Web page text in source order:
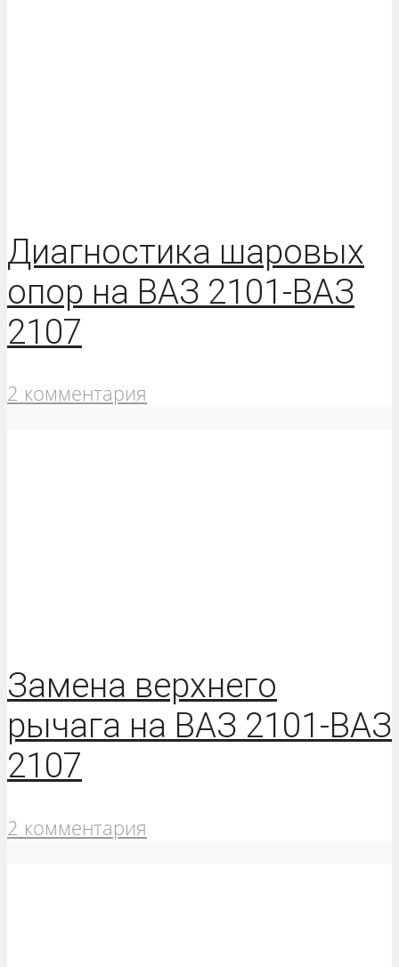
Диагностика шаровых
опор на ВАЗ 2101-ВАЗ
2107
2 комментария
Замена верхнего
рычага на ВАЗ 2101-ВАЗ
2107
2 комментария